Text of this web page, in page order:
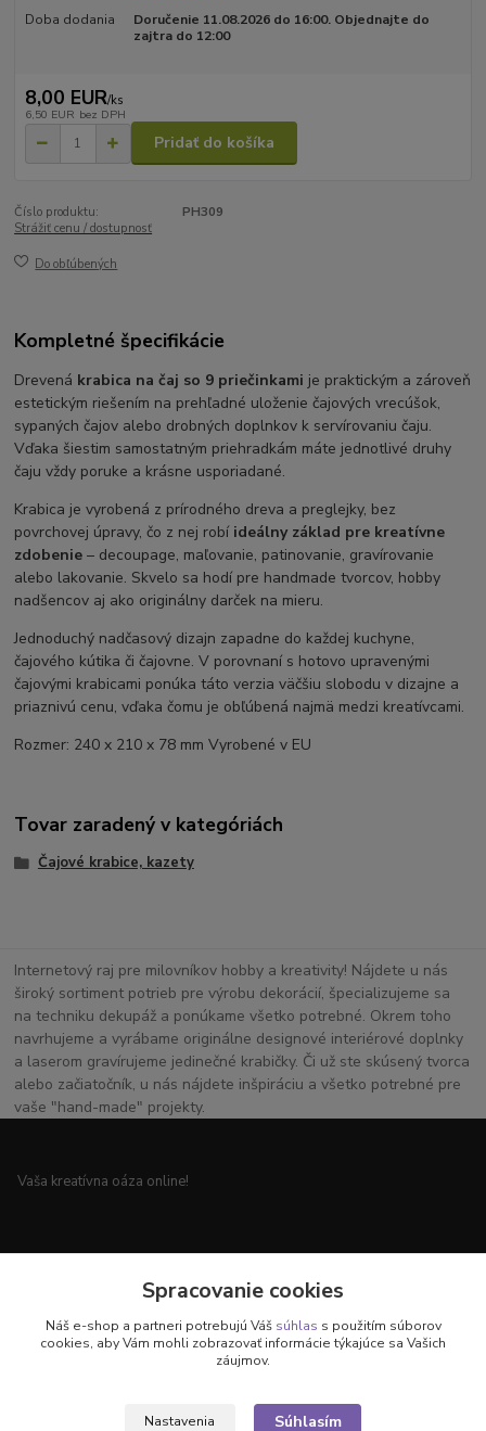
Doba dodania
Doručenie 11.08.2026 do 16:00. Objednajte do
zajtra do 12:00
8,00 EUR/ks
6,50 EUR bez DPH
Pridať do košíka
Číslo produktu:
PH309
Strážiť cenu / dostupnosť
Do obľúbených
Kompletné špecifikácie
Drevená krabica na čaj so 9 priečinkami je praktickým a zároveň
estetickým riešením na prehľadné uloženie čajových vrecúšok,
sypaných čajov alebo drobných doplnkov k servírovaniu čaju.
Vďaka šiestim samostatným priehradkám máte jednotlivé druhy
čaju vždy poruke a krásne usporiadané.
Krabica je vyrobená z prírodného dreva a preglejky, bez
povrchovej úpravy, čo z nej robí ideálny základ pre kreatívne
zdobenie – decoupage, maľovanie, patinovanie, gravírovanie
alebo lakovanie. Skvelo sa hodí pre handmade tvorcov, hobby
nadšencov aj ako originálny darček na mieru.
Jednoduchý nadčasový dizajn zapadne do každej kuchyne,
čajového kútika či čajovne. V porovnaní s hotovo upravenými
čajovými krabicami ponúka táto verzia väčšiu slobodu v dizajne a
priaznivú cenu, vďaka čomu je obľúbená najmä medzi kreatívcami.
Rozmer: 240 x 210 x 78 mm Vyrobené v EU
Tovar zaradený v kategóriách
Čajové krabice, kazety
Internetový raj pre milovníkov hobby a kreativity! Nájdete u nás
široký sortiment potrieb pre výrobu dekorácií, špecializujeme sa
na techniku dekupáž a ponúkame všetko potrebné. Okrem toho
navrhujeme a vyrábame originálne designové interiérové doplnky
a laserom gravírujeme jedinečné krabičky. Či už ste skúsený tvorca
alebo začiatočník, u nás nájdete inšpiráciu a všetko potrebné pre
vaše "hand-made" projekty.
Vaša kreatívna oáza online!
Všetko pre vaše handmade projekty a originálne dekorácie.
Spracovanie cookies
Náš e-shop a partneri potrebujú Váš súhlas s použitím súborov
cookies, aby Vám mohli zobrazovať informácie týkajúce sa Vašich
záujmov.
Nastavenia Súhlasím